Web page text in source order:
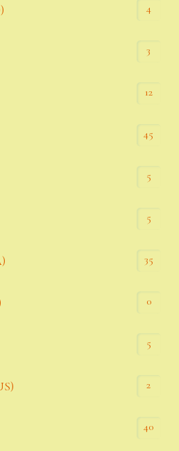
4
3
12
45
5
5
35
0
5
2
40